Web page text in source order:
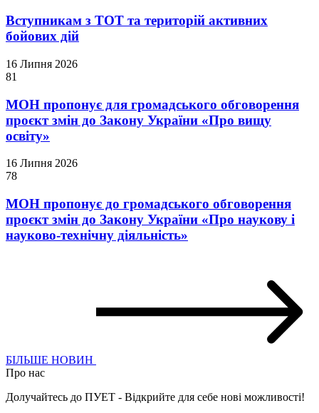
Вступникам з ТОТ та територій активних
бойових дій
16 Липня 2026
81
МОН пропонує для громадського обговорення
проєкт змін до Закону України «Про вищу
освіту»
16 Липня 2026
78
МОН пропонує до громадського обговорення
проєкт змін до Закону України «Про наукову і
науково-технічну діяльність»
БІЛЬШЕ НОВИН
Про нас
Долучайтесь до ПУЕТ - Відкрийте для себе нові можливості!